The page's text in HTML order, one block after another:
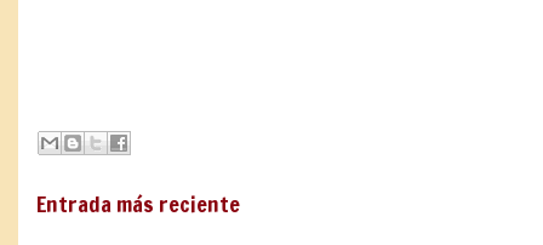
Entrada más reciente